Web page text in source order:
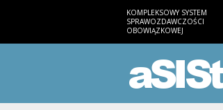
KOMPLEKSOWY SYSTEM
SPRAWOZDAWCZOŚCI
OBOWIĄZKOWEJ
aSISt